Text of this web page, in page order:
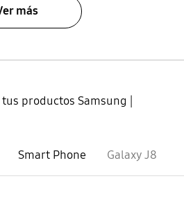
más
productos Samsung |
Smart Phone Galaxy J8